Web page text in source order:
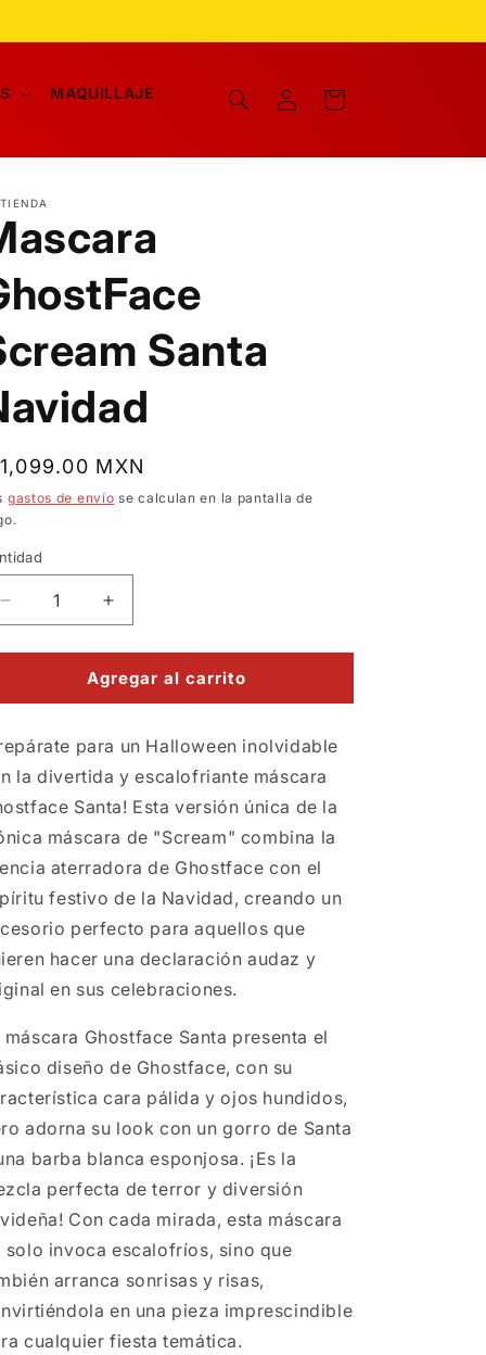
MAQUILLAJE
Iniciar
sesión
Carrito
Santa
MXN
gastos de envío se calculan en la pantalla de
Reducir
cantidad
para
GhostFace
Santa
Navidad
Aumentar
cantidad
para
Mascara
GhostFace
Santa
Navidad
Agregar al carrito
para un Halloween inolvidable
la divertida y escalofriante máscara
Santa! Esta versión única de la
máscara de "Scream" combina la
aterradora de Ghostface con el
festivo de la Navidad, creando un
perfecto para aquellos que
hacer una declaración audaz y
en sus celebraciones.
máscara Ghostface Santa presenta el
diseño de Ghostface, con su
cara pálida y ojos hundidos,
adorna su look con un gorro de Santa
barba blanca esponjosa. ¡Es la
perfecta de terror y diversión
Con cada mirada, esta máscara
solo invoca escalofríos, sino que
arranca sonrisas y risas,
en una pieza imprescindible
cualquier fiesta temática.